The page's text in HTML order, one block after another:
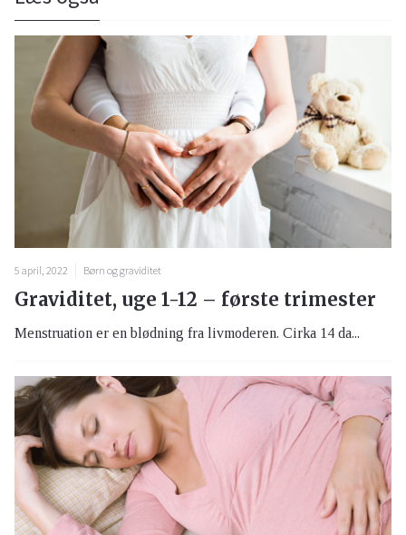
5 april, 2022 Børn og graviditet
Graviditet, uge 1-12 – første trimester
Menstruation er en blødning fra livmoderen. Cirka 14 da...